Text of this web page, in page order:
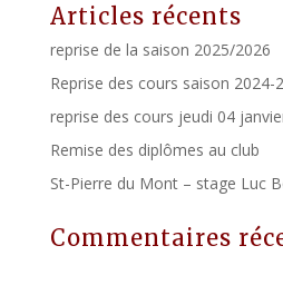
Articles récents
reprise de la saison 2025/2026
Reprise des cours saison 2024-
reprise des cours jeudi 04
Remise des diplômes au club
St-Pierre du Mont – stage Luc
Commentaires